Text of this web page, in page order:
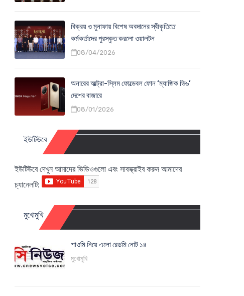
বিক্রয় ও মুনাফায় বিশেষ অবদানের স্বীকৃতিতে
কর্মকর্তাদের পুরস্কৃত করলো ওয়ালটন
08/04/2026
অনারের আল্ট্রা-স্লিম ফোল্ডেবল ফোন ‘ম্যাজিক ভি৬’
দেশের বাজারে
08/01/2026
ইউটিউবে
ইউটিউবে দেখুন আমাদের ভিডিওগুলো এবং সাবস্ক্রাইব করুন আমাদের
চ্যানেলটি:
মুখোমুখি
শাওমি নিয়ে এলো রেডমি নোট ১৪
মুখোমুখি